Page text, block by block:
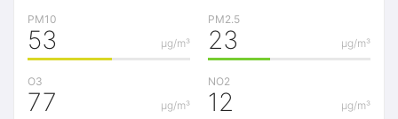
PM10
μg/m³
53
PM2.5
μg/m³
23
O3
μg/m³
77
NO2
μg/m³
12